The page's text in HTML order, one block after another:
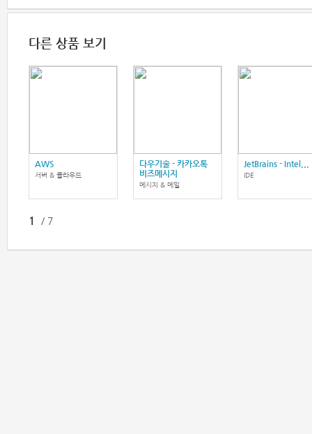
다른 상품 보기
AWS
서버 & 클라우드
다우기술 - 카카오톡
비즈메시지
메시지 & 메일
JetBrains - Intel...
IDE
1 / 7